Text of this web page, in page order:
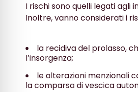
I rischi sono quelli legati
Inoltre, vanno considerati i
la recidiva del prolasso,
l’insorgenza;
le alterazioni menzionali
la comparsa di vescica